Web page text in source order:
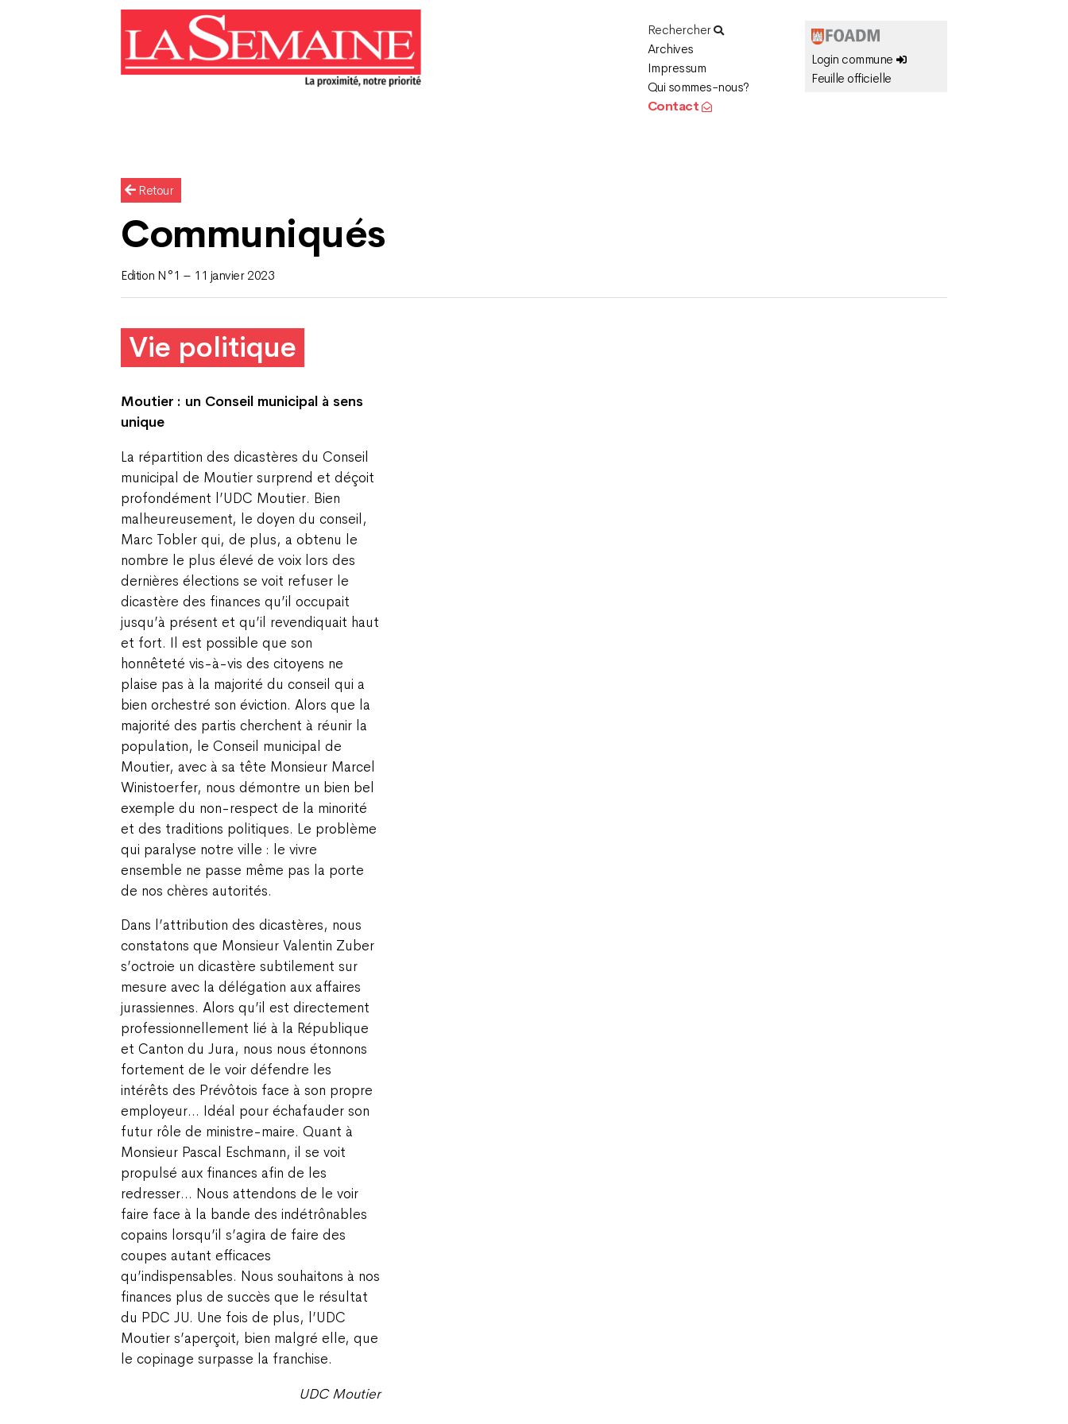
Rechercher
Archives
Impressum
Qui sommes-nous?
Contact
Login commune
Feuille officielle
Retour
Communiqués
Edition N°1 – 11 janvier 2023
Vie politique
Moutier : un Conseil municipal à sens
unique
La répartition des dicastères du Conseil
municipal de Moutier surprend et déçoit
profondément l’UDC Moutier. Bien
malheureusement, le doyen du conseil,
Marc Tobler qui, de plus, a obtenu le
nombre le plus élevé de voix lors des
dernières élections se voit refuser le
dicastère des finances qu’il occupait
jusqu’à présent et qu’il revendiquait haut
et fort. Il est possible que son
honnêteté vis-à-vis des citoyens ne
plaise pas à la majorité du conseil qui a
bien orchestré son éviction. Alors que la
majorité des partis cherchent à réunir la
population, le Conseil municipal de
Moutier, avec à sa tête Monsieur Marcel
Winistoerfer, nous démontre un bien bel
exemple du non-respect de la minorité
et des traditions politiques. Le problème
qui paralyse notre ville : le vivre
ensemble ne passe même pas la porte
de nos chères autorités.
Dans l’attribution des dicastères, nous
constatons que Monsieur Valentin Zuber
s’octroie un dicastère subtilement sur
mesure avec la délégation aux affaires
jurassiennes. Alors qu’il est directement
professionnellement lié à la République
et Canton du Jura, nous nous étonnons
fortement de le voir défendre les
intérêts des Prévôtois face à son propre
employeur… Idéal pour échafauder son
futur rôle de ministre-maire. Quant à
Monsieur Pascal Eschmann, il se voit
propulsé aux finances afin de les
redresser… Nous attendons de le voir
faire face à la bande des indétrônables
copains lorsqu’il s’agira de faire des
coupes autant efficaces
qu’indispensables. Nous souhaitons à nos
finances plus de succès que le résultat
du PDC JU. Une fois de plus, l’UDC
Moutier s’aperçoit, bien malgré elle, que
le copinage surpasse la franchise.
UDC Moutier